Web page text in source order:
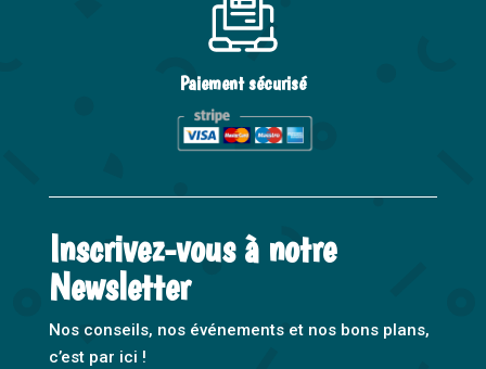
Paiement sécurisé
Inscrivez-vous à notre
Newsletter
Nos conseils, nos événements et nos bons plans,
c’est par ici !